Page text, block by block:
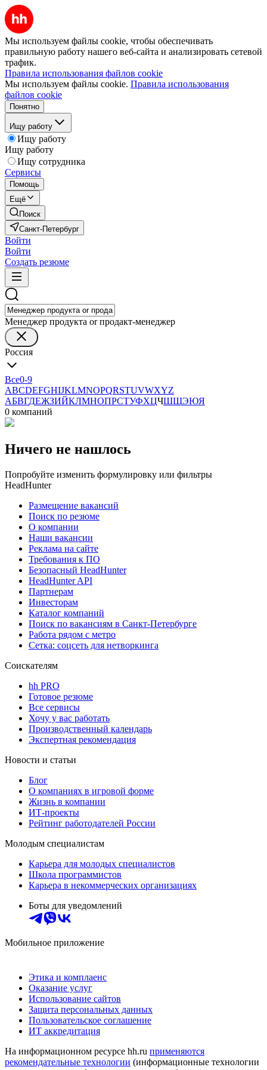
Мы используем файлы cookie, чтобы обеспечивать
правильную работу нашего веб-сайта и анализировать сетевой
трафик.
Правила использования файлов cookie
Мы используем файлы cookie. Правила использования
файлов cookie
Понятно
Ищу работу
Ищу работу
Ищу работу
Ищу сотрудника
Сервисы
Помощь
Ещё
Поиск
Санкт-Петербург
Войти
Войти
Создать резюме
Менеджер продукта or продакт-менеджер
Россия
Все0-9
ABCDEFGHIJKLMNOPQRSTUVWXYZ
АБВГДЕЖЗИЙКЛМНОПРСТУФХЦЧШЩЭЮЯ
0 компаний
Ничего не нашлось
Попробуйте изменить формулировку или фильтры
HeadHunter
Размещение вакансий
Поиск по резюме
О компании
Наши вакансии
Реклама на сайте
Требования к ПО
Безопасный HeadHunter
HeadHunter API
Партнерам
Инвесторам
Каталог компаний
Поиск по вакансиям в Санкт-Петербурге
Работа рядом с метро
Сетка: соцсеть для нетворкинга
Соискателям
hh PRO
Готовое резюме
Все сервисы
Хочу у вас работать
Производственный календарь
Экспертная рекомендация
Новости и статьи
Блог
О компаниях в игровой форме
Жизнь в компании
ИТ-проекты
Рейтинг работодателей России
Молодым специалистам
Карьера для молодых специалистов
Школа программистов
Карьера в некоммерческих организациях
Боты для уведомлений
Мобильное приложение
Этика и комплаенс
Оказание услуг
Использование сайтов
Защита персональных данных
Пользовательское соглашение
ИТ аккредитация
На информационном ресурсе hh.ru применяются
рекомендательные технологии (информационные технологии